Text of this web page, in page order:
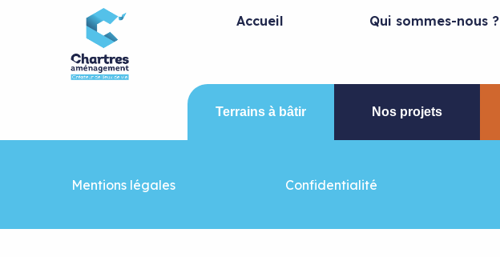
Accueil Qui sommes-nous ?
Terrains à bâtir Nos projets
Mentions légales Confidentialité
Panneau de gestion des cookies